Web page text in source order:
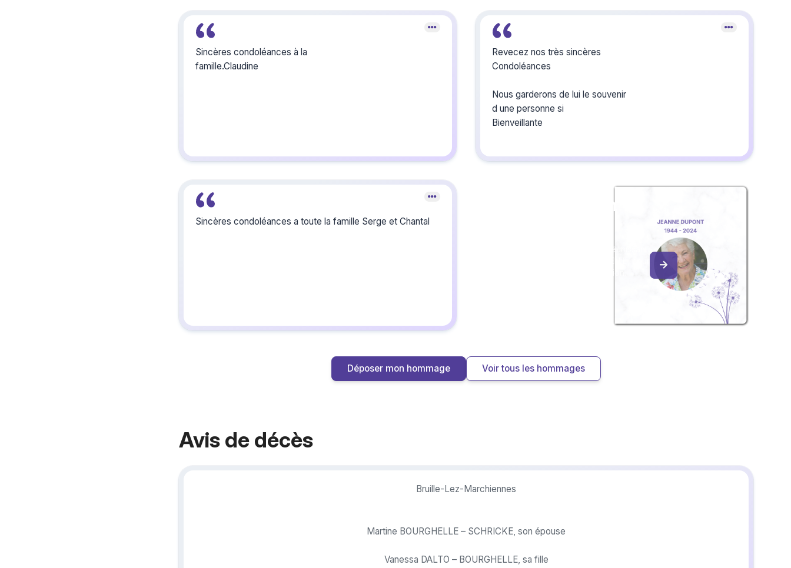
Sincères condoléances à la
famille.Claudine
Revecez nos très sincères
Condoléances
Nous garderons de lui le souvenir
d une personne si
Bienveillante
Sincères condoléances a toute la famille Serge et Chantal
Créez un album
Créez un album collaboratif en réunissant
Déposer mon hommage Voir tous les hommages
Avis de décès
Bruille-Lez-Marchiennes
Martine BOURGHELLE – SCHRICKE, son épouse
Vanessa DALTO – BOURGHELLE, sa fille